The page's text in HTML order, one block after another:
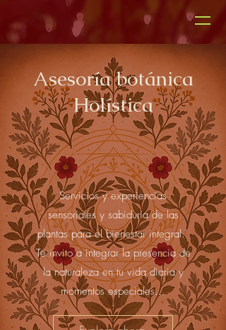
Asesoría botánica
Holística
Servicios y experiencias
sensoriales y sabiduría de las
plantas para el bienestar integral.
Te invito a integrar la presencia de
la naturaleza en tu vida diaria y
momentos especiales...